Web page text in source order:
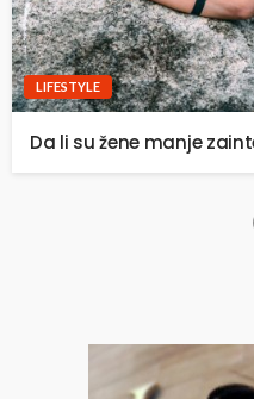
LIFESTYLE
Da li su žene manje